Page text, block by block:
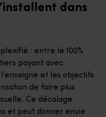
dans
: entre le 100%
payant avec
et les objectifs
de faire plus
Ce décalage
et peut donner envie